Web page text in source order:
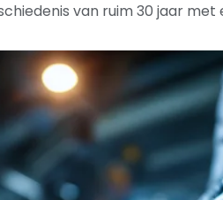
van ruim 30 jaar